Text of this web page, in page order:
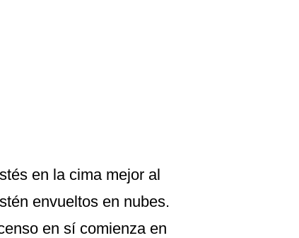
en la cima mejor al
envueltos en nubes.
en sí comienza en